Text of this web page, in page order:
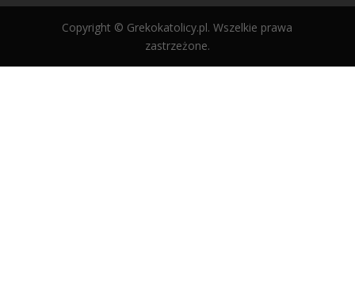
Copyright © Grekokatolicy.pl. Wszelkie prawa
zastrzeżone.